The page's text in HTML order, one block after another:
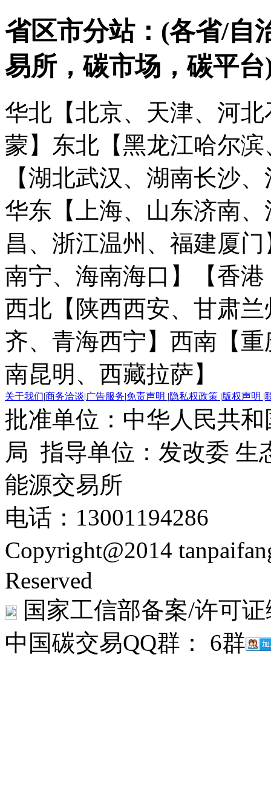
省区市分站：(各省/自
易所，碳市场，碳平台
华北【北京、天津、河
蒙】 东北【黑龙江哈尔
【湖北武汉、湖南长沙
华东【上海、山东济南
昌、浙江温州、福建厦门
南宁、海南海口】
【香
西北【陕西西安、甘肃
齐、青海西宁】 西南【
南昆明、西藏拉萨】
关于我们|商务洽谈|广告服务|免责声明 |隐私权政策 |版权声明 |
批准单位：中华人民共
局 指导单位：发改委 生
能源交易所
电话：13001194286
Copyright@2014
Reserved
国家工信部备案/许可
中国碳交易QQ群： 6群